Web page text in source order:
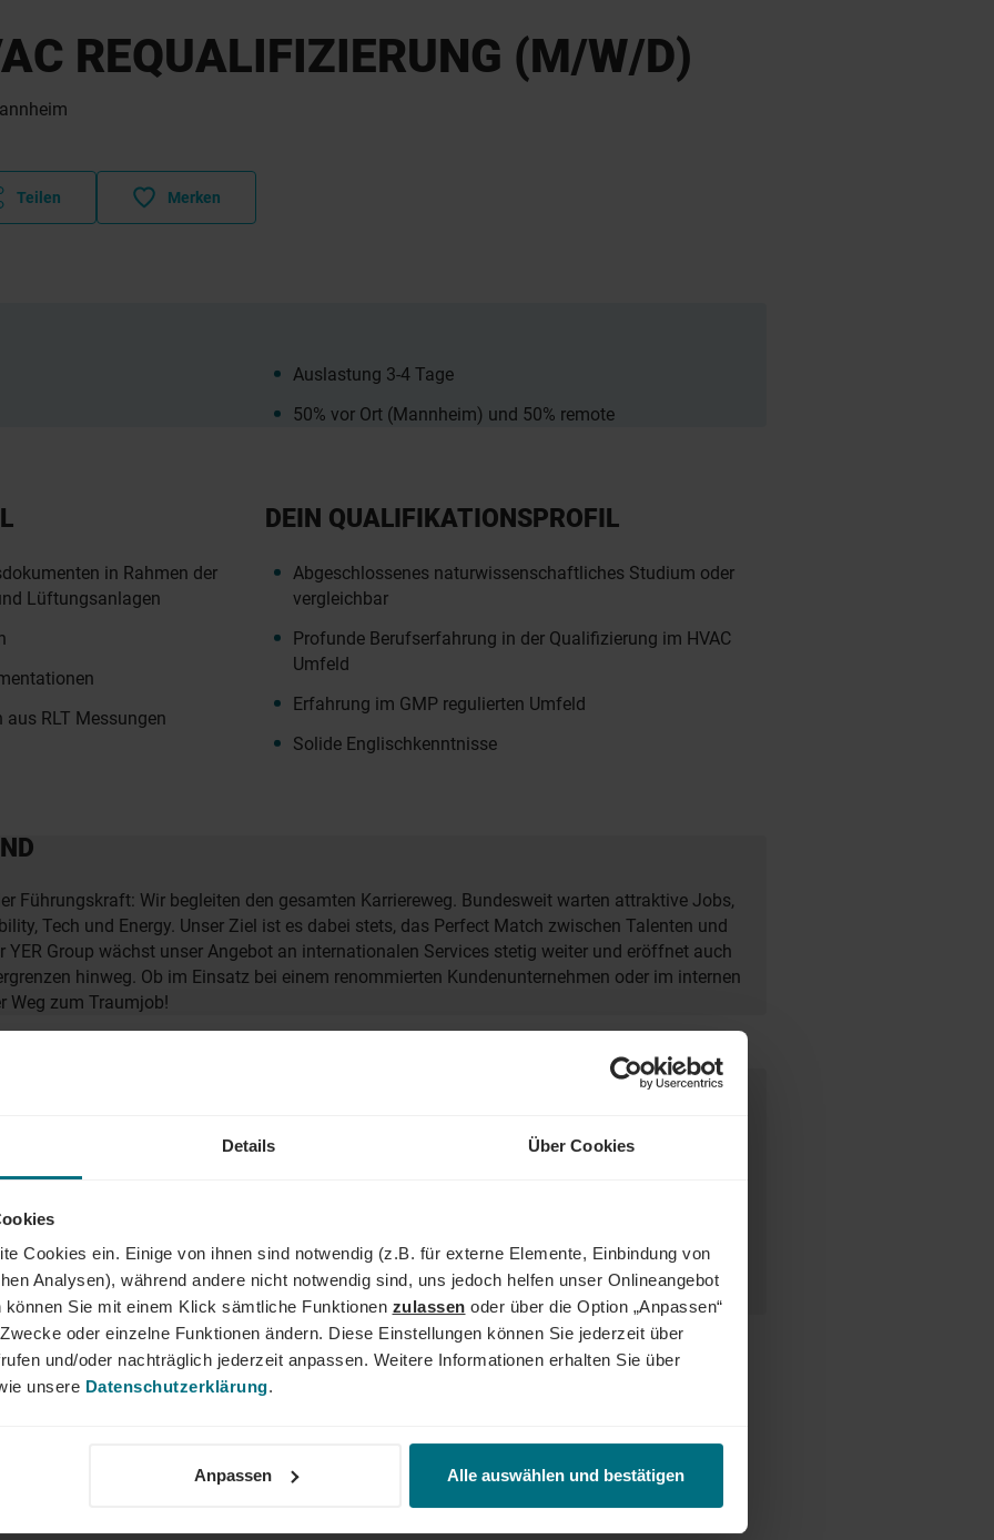
Details Über Cookies
Cookies ein. Einige von ihnen sind notwendig (z.B. für externe Elemente, Einbindung von
Analysen), während andere nicht notwendig sind, uns jedoch helfen unser Onlineangebot
Sie mit einem Klick sämtliche Funktionen zulassen oder über die Option „Anpassen“
oder einzelne Funktionen ändern. Diese Einstellungen können Sie jederzeit über
und/oder nachträglich jederzeit anpassen. Weitere Informationen erhalten Sie über
unsere Datenschutzerklärung.
Anpassen Alle auswählen und bestätigen
REQUALIFIZIERUNG (M/W/D)
Teilen Merken
Auslastung 3-4 Tage
50% vor Ort (Mannheim) und 50% remote
in Rahmen der
Lüftungsanlagen
RLT Messungen
DEIN QUALIFIKATIONSPROFIL
Abgeschlossenes naturwissenschaftliches Studium oder
vergleichbar
Profunde Berufserfahrung in der Qualifizierung im HVAC
Umfeld
Erfahrung im GMP regulierten Umfeld
Solide Englischkenntnisse
Führungskraft: Wir begleiten den gesamten Karriereweg. Bundesweit warten attraktive Jobs,
Tech und Energy. Unser Ziel ist es dabei stets, das Perfect Match zwischen Talenten und
YER Group wächst unser Angebot an internationalen Services stetig weiter und eröffnet auch
hinweg. Ob im Einsatz bei einem renommierten Kundenunternehmen oder im internen
Weg zum Traumjob!
inkl. Stundensatz und Verfügbarkeit über
Deine Ansprechperson
Anja Susanne Rohde
+49 621 976 505 537
WEITERE PROJEKTE FÜR DICH